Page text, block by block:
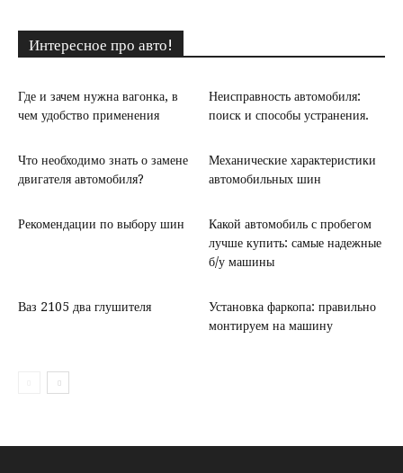
Интересное про авто!
Где и зачем нужна вагонка, в
чем удобство применения
Неисправность автомобиля:
поиск и способы устранения.
Что необходимо знать о замене
двигателя автомобиля?
Механические характеристики
автомобильных шин
Рекомендации по выбору шин
Какой автомобиль с пробегом
лучше купить: самые надежные
б/у машины
Ваз 2105 два глушителя
Установка фаркопа: правильно
монтируем на машину